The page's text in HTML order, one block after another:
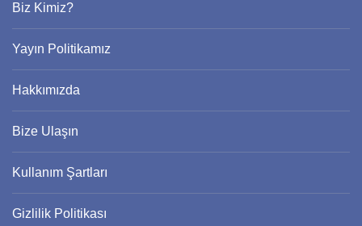
Biz Kimiz?
Yayın Politikamız
Hakkımızda
Bize Ulaşın
Kullanım Şartları
Gizlilik Politikası